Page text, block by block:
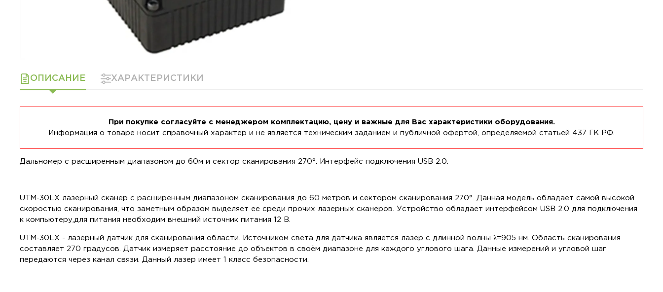
ОПИСАНИЕ ХАРАКТЕРИСТИКИ
При покупке согласуйте с менеджером комплектацию, цену и важные для Вас характеристики оборудования.
Информация о товаре носит справочный характер и не является техническим заданием и публичной офертой, определяемой статьей 437 ГК РФ.
Дальномер с расширенным диапазоном до 60м и cектор сканирования 270°. Интерфейс подключения USB 2.0.
UTM-30LX лазерный сканер с расширенным диапазоном сканирования до 60 метров и сектором сканирования 270°. Данная модель обладает самой высокой
скоростью сканирования, что заметным образом выделяет ее среди прочих лазерных сканеров. Устройство обладает интерфейсом USB 2.0 для подключения
к компьютеру,для питания необходим внешний источник питания 12 В.
UTM-30LX - лазерный датчик для сканирования области. Источником света для датчика является лазер с длинной волны λ=905 нм. Область сканирования
составляет 270 градусов. Датчик измеряет расстояние до объектов в своём диапазоне для каждого углового шага. Данные измерений и угловой шаг
передаются через канал связи. Данный лазер имеет 1 класс безопасности.